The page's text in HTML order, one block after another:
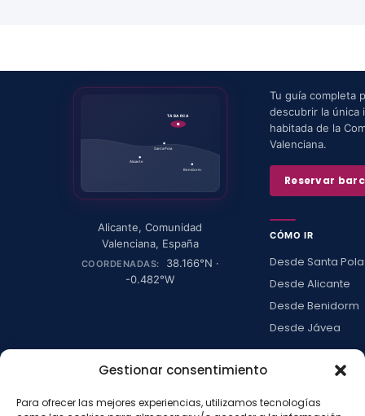
Gestionar consentimiento
Para ofrecer las mejores experiencias, utilizamos tecnologías
TABARCA
Santa Pola
Alicante
Benidorm
Alicante,Comunidad
Valenciana, España
COORDENADAS: 38.166°N ·
-0.482°W
Tu guía completa
descubrir la única
habitada de la
Valenciana.
Reservar
CÓMO IR
Desde Santa Pola
Desde Alicante
Desde Benidorm
Desde Jávea
LA ISLA